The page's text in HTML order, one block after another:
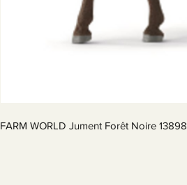
FARM WORLD Jument Forêt Noire 13898